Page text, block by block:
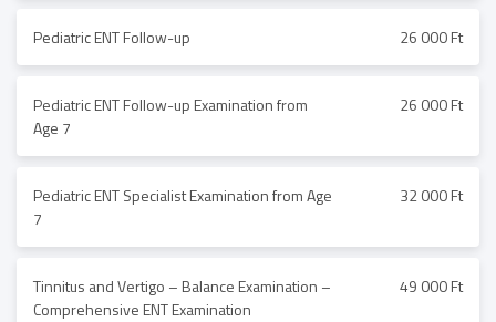
Pediatric ENT Follow-up 26 000 Ft
Pediatric ENT Follow-up Examination from
Age 7
26 000 Ft
Pediatric ENT Specialist Examination from Age
7
32 000 Ft
Tinnitus and Vertigo – Balance Examination –
Comprehensive ENT Examination
49 000 Ft